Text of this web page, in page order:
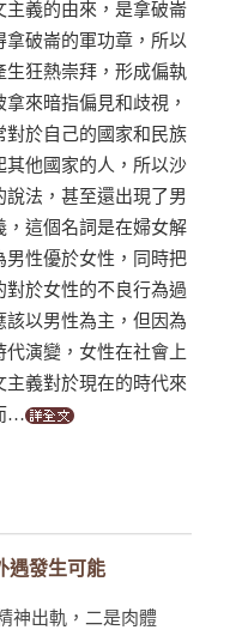
主義的由來，是拿破崙
拿破崙的軍功章，所以
生狂熱崇拜，形成偏執
來暗指偏見和歧視，
對於自己的國家和民族
其他國家的人，所以沙
法，甚至還出現了男
，這個名詞是在婦女解
男性優於女性，同時把
於女性的不良行為過
以男性為主，但因為
演變，女性在社會上
義對於現在的時代來
…
遇發生可能
神出軌，二是肉體